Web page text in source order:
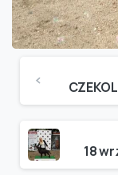
Reading